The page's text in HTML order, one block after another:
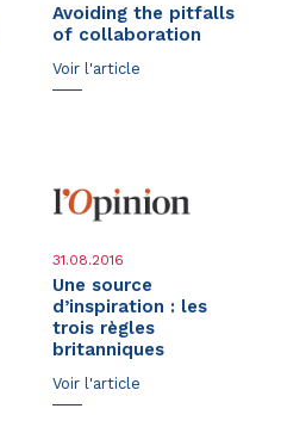
Avoiding the pitfalls
of collaboration
Voir l'article
31.08.2016
Une source
d’inspiration : les
trois règles
britanniques
Voir l'article